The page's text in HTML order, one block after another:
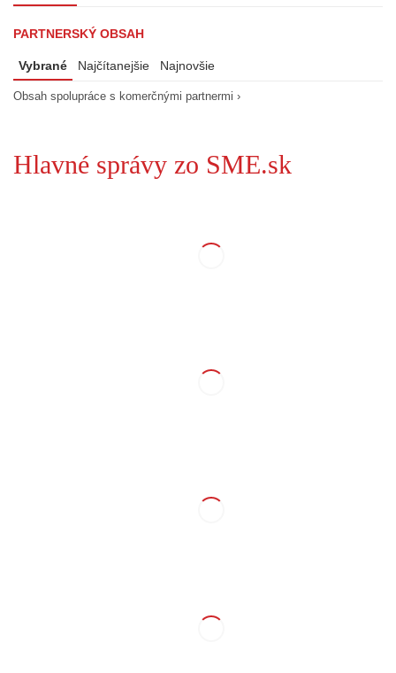
PARTNERSKÝ OBSAH
Vybrané Najčítanejšie Najnovšie
Obsah spolupráce s komerčnými partnermi ›
Hlavné správy zo SME.sk